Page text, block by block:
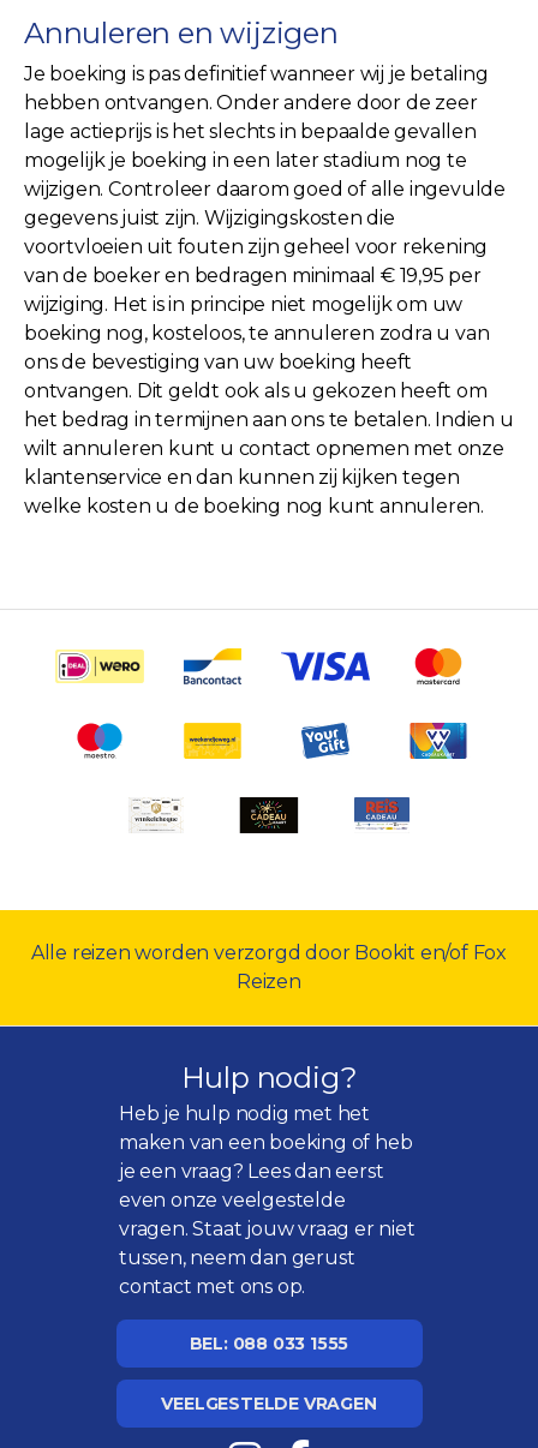
Annuleren en wijzigen
Je boeking is pas definitief wanneer wij je betaling
hebben ontvangen. Onder andere door de zeer
lage actieprijs is het slechts in bepaalde gevallen
mogelijk je boeking in een later stadium nog te
wijzigen. Controleer daarom goed of alle ingevulde
gegevens juist zijn. Wijzigingskosten die
voortvloeien uit fouten zijn geheel voor rekening
van de boeker en bedragen minimaal € 19,95 per
wijziging. Het is in principe niet mogelijk om uw
boeking nog, kosteloos, te annuleren zodra u van
ons de bevestiging van uw boeking heeft
ontvangen. Dit geldt ook als u gekozen heeft om
het bedrag in termijnen aan ons te betalen. Indien u
wilt annuleren kunt u contact opnemen met onze
klantenservice en dan kunnen zij kijken tegen
welke kosten u de boeking nog kunt annuleren.
Alle reizen worden verzorgd door Bookit en/of Fox
Reizen
Hulp nodig?
Heb je hulp nodig met het
maken van een boeking of heb
je een vraag? Lees dan eerst
even onzeveelgestelde
vragen. Staat jouw vraag er niet
tussen, neem dan gerust
contact met ons op.
BEL: 088 033 1555
VEELGESTELDE VRAGEN